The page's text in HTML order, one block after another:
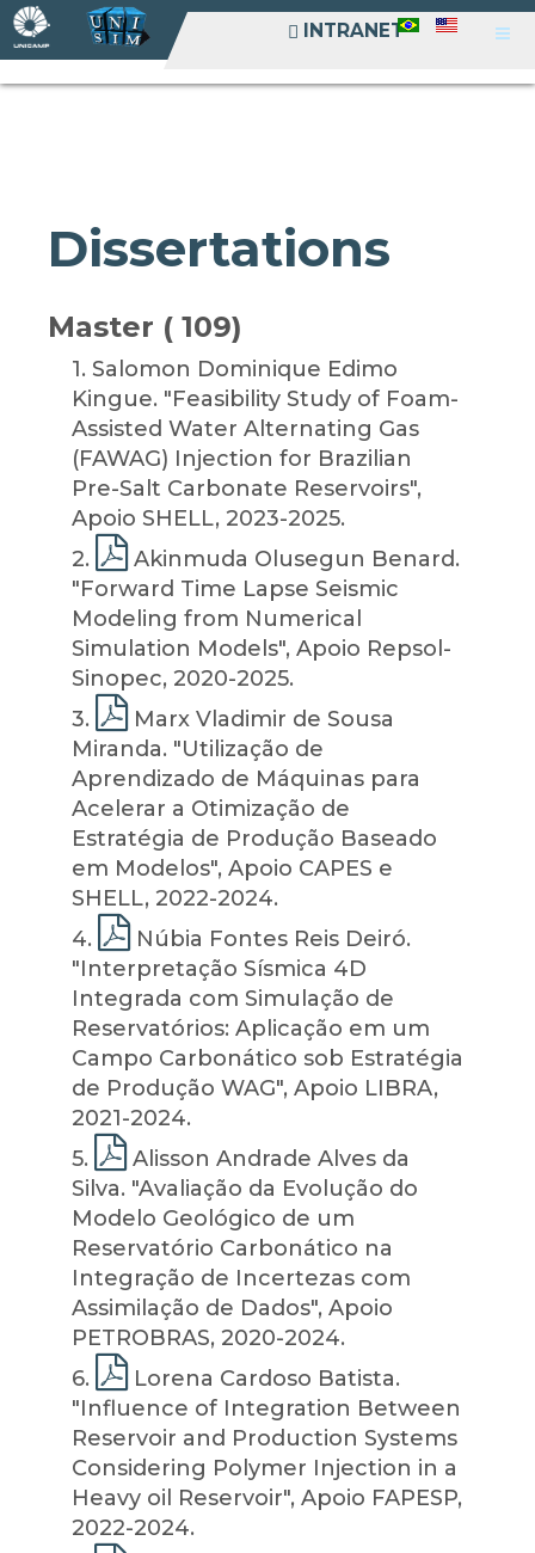
INTRANET
INTRANET
Dissertations
Master ( 109)
1. Salomon Dominique Edimo
Kingue. "Feasibility Study of Foam-
Assisted Water Alternating Gas
(FAWAG) Injection for Brazilian
Pre-Salt Carbonate Reservoirs",
Apoio SHELL, 2023-2025.
2.
Akinmuda Olusegun Benard.
"Forward Time Lapse Seismic
Modeling from Numerical
Simulation Models", Apoio Repsol-
Sinopec, 2020-2025.
3.
Marx Vladimir de Sousa
Miranda. "Utilização de
Aprendizado de Máquinas para
Acelerar a Otimização de
Estratégia de Produção Baseado
em Modelos", Apoio CAPES e
SHELL, 2022-2024.
4.
Núbia Fontes Reis Deiró.
"Interpretação Sísmica 4D
Integrada com Simulação de
Reservatórios: Aplicação em um
Campo Carbonático sob Estratégia
de Produção WAG", Apoio LIBRA,
2021-2024.
5.
Alisson Andrade Alves da
Silva. "Avaliação da Evolução do
Modelo Geológico de um
Reservatório Carbonático na
Integração de Incertezas com
Assimilação de Dados", Apoio
PETROBRAS, 2020-2024.
6.
Lorena Cardoso Batista.
"Influence of Integration Between
Reservoir and Production Systems
Considering Polymer Injection in a
Heavy oil Reservoir", Apoio FAPESP,
2022-2024.